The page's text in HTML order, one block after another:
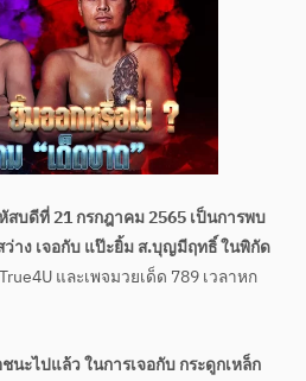
บดีที่ 21 กรกฎาคม 2565 เป็นการพบ
าง เจอกับ แป๊ะยิ้ม ส.บุญมีฤทธิ์ ในพิกัด
และเพจมวยเด็ด 789 เวลาหก
ะไปแล้ว ในการเจอกับ กระดูกเหล็ก